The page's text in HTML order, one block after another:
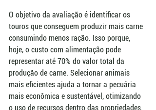
O objetivo da avaliação é identificar os
touros que conseguem produzir mais carne
consumindo menos ração. Isso porque,
hoje, o custo com alimentação pode
representar até 70% do valor total da
produção de carne. Selecionar animais
mais eficientes ajuda a tornar a pecuária
mais econômica e sustentável, otimizando
o uso de recursos dentro das propriedades.